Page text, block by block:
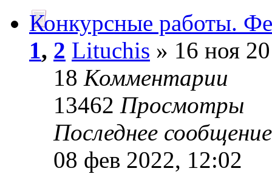
Конкурсные работы.
1, 2 Lituchis » 16 ноя
18 Комментарии
13462 Просмотры
Последнее
08 фев 2022, 12:02